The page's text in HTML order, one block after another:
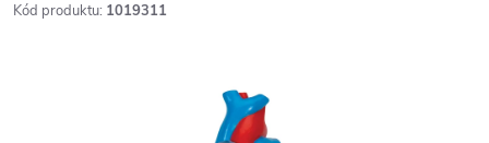
Kód produktu: 1019311